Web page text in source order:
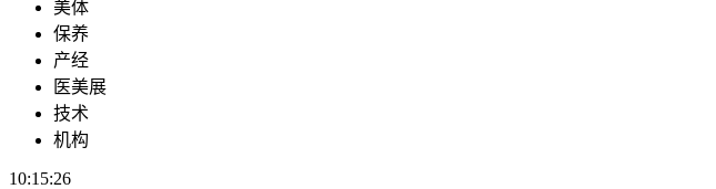
美体
保养
产经
医美展
技术
机构
10:15:26